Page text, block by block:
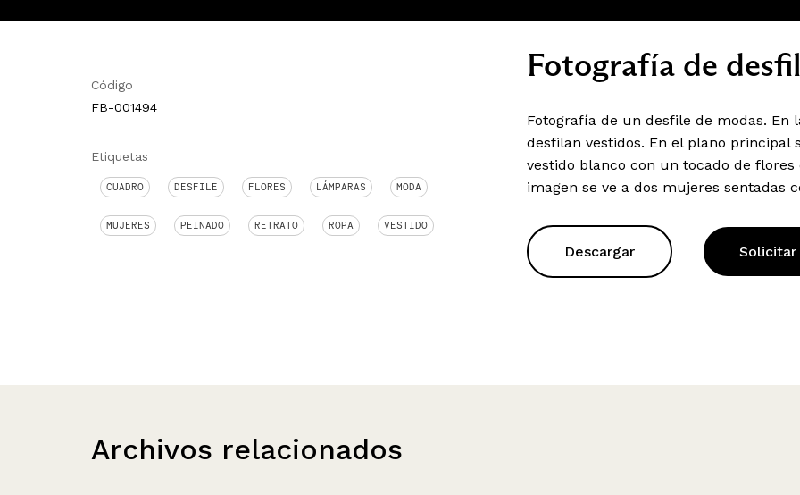
Código
FB-001494
Etiquetas
CUADRO DESFILE FLORES LÁMPARAS MODA
MUJERES PEINADO RETRATO ROPA VESTIDO
Fotografía de
Fotografía de un desfile de modas.
desfilan vestidos. En el plano principal
vestido blanco con un tocado de
imagen se ve a dos mujeres sentadas
Descargar Solicitar
Archivos relacionados